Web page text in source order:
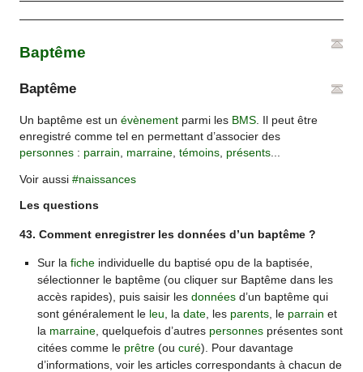
Baptême
Baptême
Un baptême est unévènement parmi les BMS . Il peut être
enregistré comme tel en permettant d’associer des
personnes : parrain marraine ,témoins présents
Voir aussi#naissances
Les questions
43. Comment enregistrer les données d’un baptême ?
Sur la ficheindividuelle du baptisé opu de la baptisée,
sélectionner le baptême (ou cliquer sur Baptême dans les
accès rapides), puis saisir les donnéesd’un baptême qui
sont généralement le leu , la date, les parents, le parrain et
la marraine, quelquefois d’autres personnesprésentes sont
citées comme le prêtre(ou curé). Pour davantage
d’informations, voir les articles correspondants à chacun de